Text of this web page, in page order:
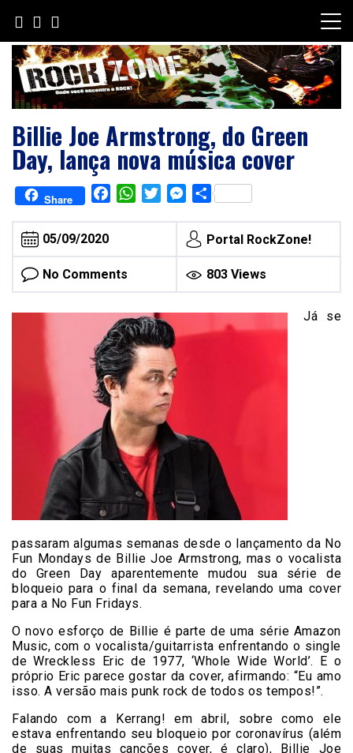
content
Billie Joe Armstrong, do Green
Day, lança nova música cover
Share FacebookWhatsAppTwitterMessenger
Share
05/09/2020 Portal RockZone!
No Comments 803 Views
Já se
passaram algumas semanas desde o lançamento da No
Fun Mondays de Billie Joe Armstrong, mas o vocalista
do Green Day aparentemente mudou sua série de
bloqueio para o final da semana, revelando uma cover
para a No Fun Fridays.
O novo esforço de Billie é parte de uma série Amazon
Music, com o vocalista/guitarrista enfrentando o single
de Wreckless Eric de 1977, ‘Whole Wide World’. E o
próprio Eric parece gostar da cover, afirmando: “Eu amo
isso. A versão mais punk rock de todos os tempos!”.
Falando com a Kerrang! em abril, sobre como ele
estava enfrentando seu bloqueio por coronavírus (além
de suas muitas canções cover, é claro), Billie Joe